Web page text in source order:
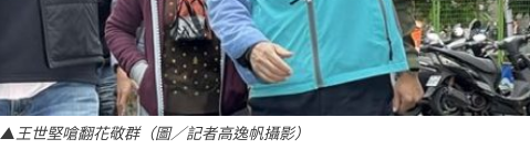
▲王世堅嗆翻花敬群（圖／記者高逸帆攝影）